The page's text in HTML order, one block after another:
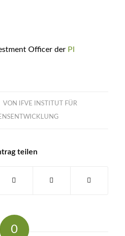
Officer der PI
VON IFVE INSTITUT FÜR
teilen
0